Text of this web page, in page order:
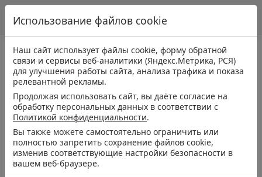
Использование файлов cookie
Наш сайт использует файлы cookie, форму обратной
связи и сервисы веб-аналитики (Яндекс.Метрика, РСЯ)
для улучшения работы сайта, анализа трафика и показа
релевантной рекламы.
Продолжая использовать сайт, вы даёте согласие на
обработку персональных данных в соответствии с
Политикой конфиденциальности.
Вы также можете самостоятельно ограничить или
полностью запретить сохранение файлов cookie,
изменив соответствующие настройки безопасности в
вашем веб-браузере.